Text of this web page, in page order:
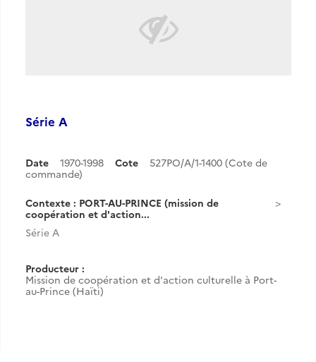
Série A
Date 1970-1998 Cote
527PO/A/1-1400 (Cote de
commande)
Contexte : PORT-AU-PRINCE (mission de
coopération et d'action...
Série A
Producteur :
Mission de coopération et d'action culturelle à Port-
au-Prince (Haïti)